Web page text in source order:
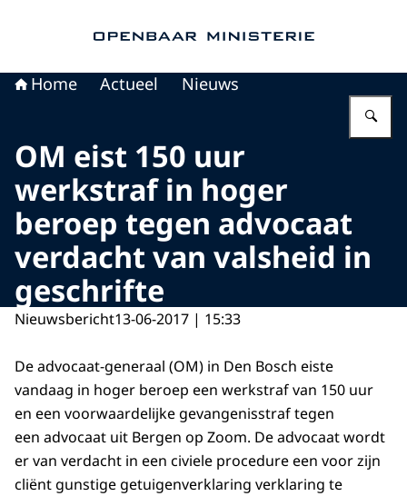
Home Actueel Nieuws
OM eist 150 uur
werkstraf in hoger
beroep tegen advocaat
verdacht van valsheid in
geschrifte
Nieuwsbericht13-06-2017 | 15:33
De advocaat-generaal (OM) in Den Bosch eiste
vandaag in hoger beroep een werkstraf van 150 uur
en een voorwaardelijke gevangenisstraf tegen
een advocaat uit Bergen op Zoom. De advocaat wordt
er van verdacht in een civiele procedure een voor zijn
cliënt gunstige getuigenverklaring verklaring te